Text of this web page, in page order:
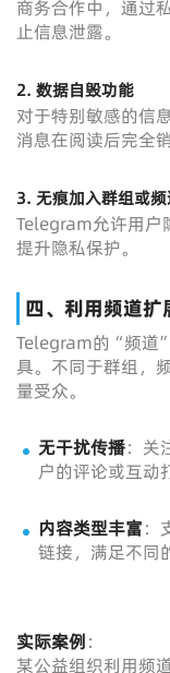
商务合作中，通过
止信息泄露。
2. 数据自毁功能
对于特别敏感的信
消息在阅读后完全
3. 无痕加入群组或
Telegram允许用户
提升隐私保护。
四、利用频道扩
Telegram的“频道
具。不同于群组，
量受众。
无干扰传播：关
户的评论或互动
内容类型丰富：
链接，满足不同
实际案例：
某公益组织利用频